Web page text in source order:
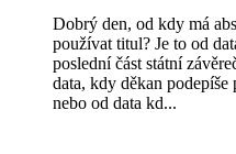
Dobrý den, od kdy má
používat titul? Je to od
poslední část státní
data, kdy děkan
nebo od data kd...